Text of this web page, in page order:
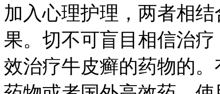
加入心理护理，两者相
果。切不可盲目相信治
效治疗牛皮癣的药物的